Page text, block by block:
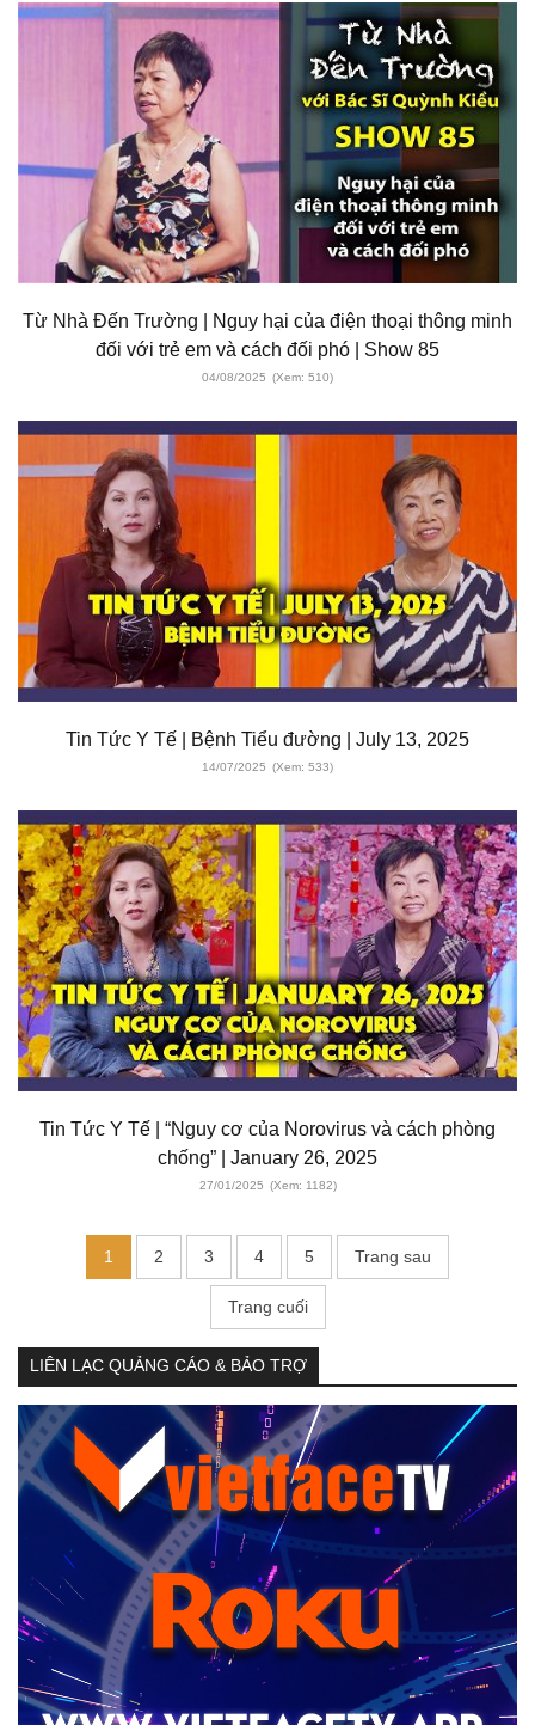
Từ Nhà Đến Trường | Nguy hại của điện thoại thông minh
đối với trẻ em và cách đối phó | Show 85
04/08/2025 (Xem: 510)
Tin Tức Y Tế | Bệnh Tiểu đường | July 13, 2025
14/07/2025 (Xem: 533)
Tin Tức Y Tế | “Nguy cơ của Norovirus và cách phòng
chống” | January 26, 2025
27/01/2025 (Xem: 1182)
1 2 3 4 5 Trang sau
Trang cuối
LIÊN LẠC QUẢNG CÁO & BẢO TRỢ